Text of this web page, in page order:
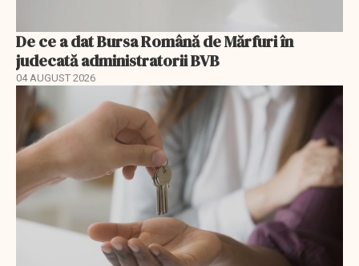
De ce a dat Bursa Română de Mărfuri în
judecată administratorii BVB
04 AUGUST 2026